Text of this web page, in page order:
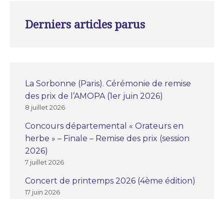
Derniers articles parus
La Sorbonne (Paris). Cérémonie de remise
des prix de l’AMOPA (1er juin 2026)
8 juillet 2026
Concours départemental « Orateurs en
herbe » – Finale – Remise des prix (session
2026)
7 juillet 2026
Concert de printemps 2026 (4ème édition)
17 juin 2026